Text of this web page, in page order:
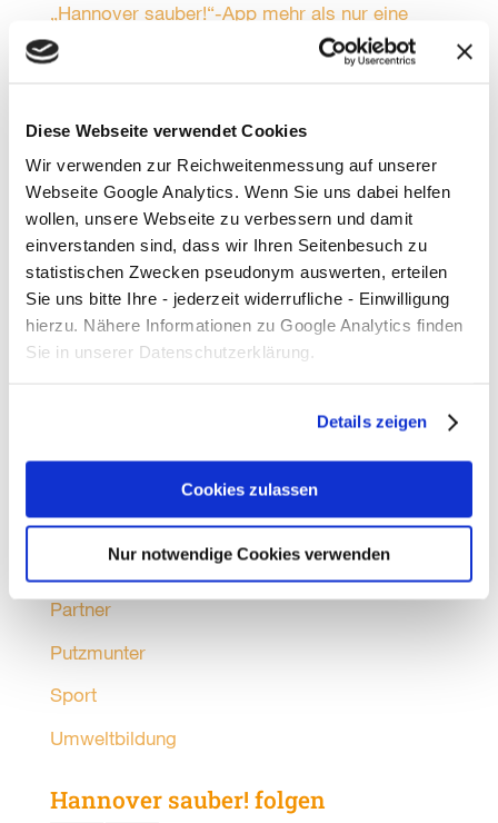
Diese Webseite verwendet Cookies
Wir verwenden zur Reichweitenmessung auf unserer
Webseite Google Analytics. Wenn Sie uns dabei helfen
wollen, unsere Webseite zu verbessern und damit
einverstanden sind, dass wir Ihren Seitenbesuch zu
statistischen Zwecken pseudonym auswerten, erteilen
Sie uns bitte Ihre - jederzeit widerrufliche - Einwilligung
hierzu. Nähere Informationen zu Google Analytics finden
Sie in unserer Datenschutzerklärung.
Details zeigen
Cookies zulassen
Nur notwendige Cookies verwenden
„Hannover sauber!“-App mehr als nur eine
Anwendung ist
Sonne, gute Laune und volle Müllsäcke beim
Plogging in Kleefeld!
Kategorien
Allgemein
Bauen und Wohnen
Energie
Mobilität
Organisationen
Partner
Putzmunter
Sport
Umweltbildung
Hannover sauber! folgen